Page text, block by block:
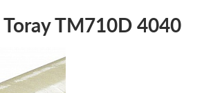
TM710D 4040